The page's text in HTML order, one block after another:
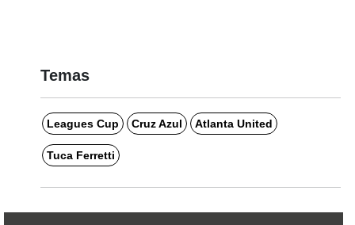
Temas
Leagues Cup Cruz Azul Atlanta United
Tuca Ferretti